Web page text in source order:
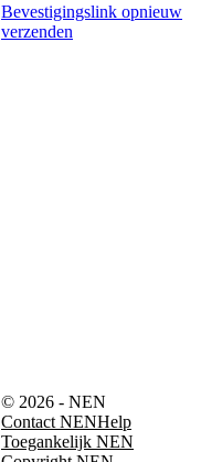
Bevestigingslink opnieuw
verzenden
© 2026 - NEN
Contact NENHelp
Toegankelijk NEN